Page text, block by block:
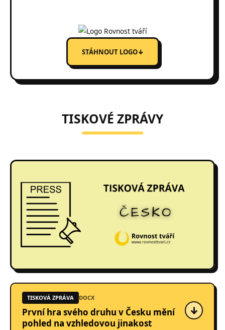
STÁHNOUT LOGO↓
TISKOVÉ ZPRÁVY
TISKOVÁ ZPRÁVA DOCX
První hra svého druhu v Česku mění
pohled na vzhledovou jinakost
↓